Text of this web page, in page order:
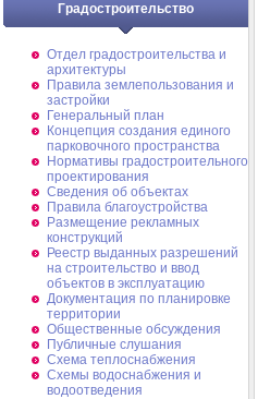
Градостроительство
Отдел градостроительства и
архитектуры
Правила землепользования и
застройки
Генеральный план
Концепция создания единого
парковочного пространства
Нормативы градостроительного
проектирования
Сведения об объектах
Правила благоустройства
Размещение рекламных
конструкций
Реестр выданных разрешений
на строительство и ввод
объектов в эксплуатацию
Документация по планировке
территории
Общественные обсуждения
Публичные слушания
Схема теплоснабжения
Схемы водоснабжения и
водоотведения